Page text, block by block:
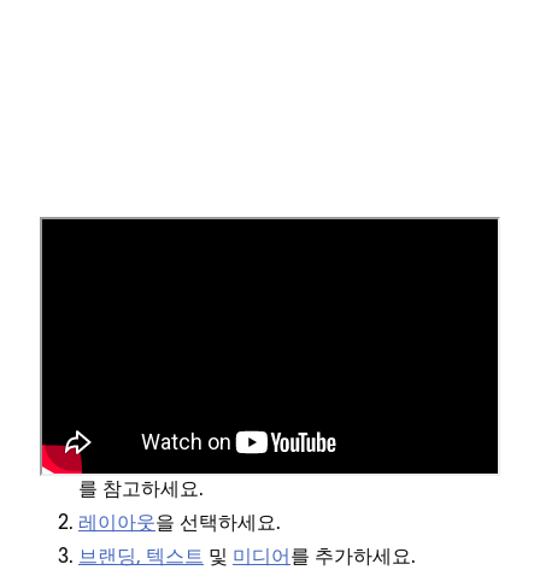
를 선택하세요. 자세한 내용은탐색에 페이지 추가
를 참고하세요.
레이아웃을 선택하세요.
브랜딩, 텍스트 및 미디어를 추가하세요.